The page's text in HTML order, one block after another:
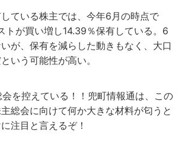
ている株主では、今年6月の時点で
トが買い増し14.39％保有している。6
が、保有を減らした動きもなく、大口
いう可能性が高い。
を控えている！！兜町情報通は、この
総会に向けて何か大きな材料が匂うと
注目と言えるぞ！